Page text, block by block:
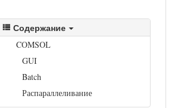
Содержание
COMSOL
GUI
Batch
Распараллеливание